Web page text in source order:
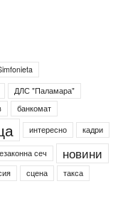
ДЛС "Паламара"
банкомат
интересно кадри
сеч новини
сцена такса